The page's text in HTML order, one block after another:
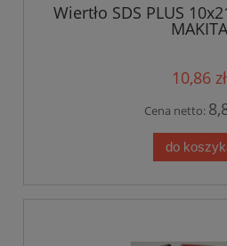
Wiertło SDS PLUS
MAKITA
10,86 zł
Cena netto:
do